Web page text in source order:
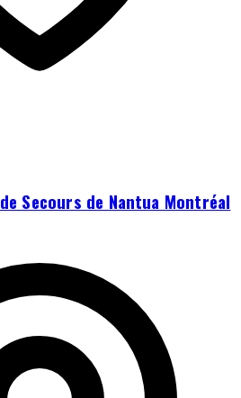
Secours de Nantua Montréal